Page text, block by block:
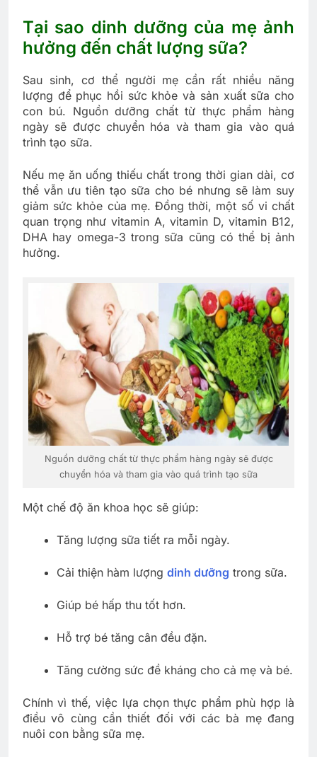
Tại sao dinh dưỡng của mẹ ảnh
hưởng đến chất lượng sữa?
Sau sinh, cơ thể người mẹ cần rất nhiều năng
lượng để phục hồi sức khỏe và sản xuất sữa cho
con bú. Nguồn dưỡng chất từ thực phẩm hàng
ngày sẽ được chuyển hóa và tham gia vào quá
trình tạo sữa.
Nếu mẹ ăn uống thiếu chất trong thời gian dài, cơ
thể vẫn ưu tiên tạo sữa cho bé nhưng sẽ làm suy
giảm sức khỏe của mẹ. Đồng thời, một số vi chất
quan trọng như vitamin A, vitamin D, vitamin B12,
DHA hay omega-3 trong sữa cũng có thể bị ảnh
hưởng.
Nguồn dưỡng chất từ thực phẩm hàng ngày sẽ được
chuyển hóa và tham gia vào quá trình tạo sữa
Một chế độ ăn khoa học sẽ giúp:
Tăng lượng sữa tiết ra mỗi ngày.
Cải thiện hàm lượng dinh dưỡng trong sữa.
Giúp bé hấp thu tốt hơn.
Hỗ trợ bé tăng cân đều đặn.
Tăng cường sức đề kháng cho cả mẹ và bé.
Chính vì thế, việc lựa chọn thực phẩm phù hợp là
điều vô cùng cần thiết đối với các bà mẹ đang
nuôi con bằng sữa mẹ.